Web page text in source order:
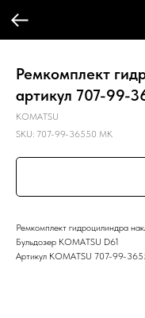
Ремкомплект
артикул 707-99-
KOMATSU
SKU: 707-99-36550 MK
Ремкомплект гидроцилиндра
Бульдозер KOMATSU D61
Артикул KOMATSU 707-99-